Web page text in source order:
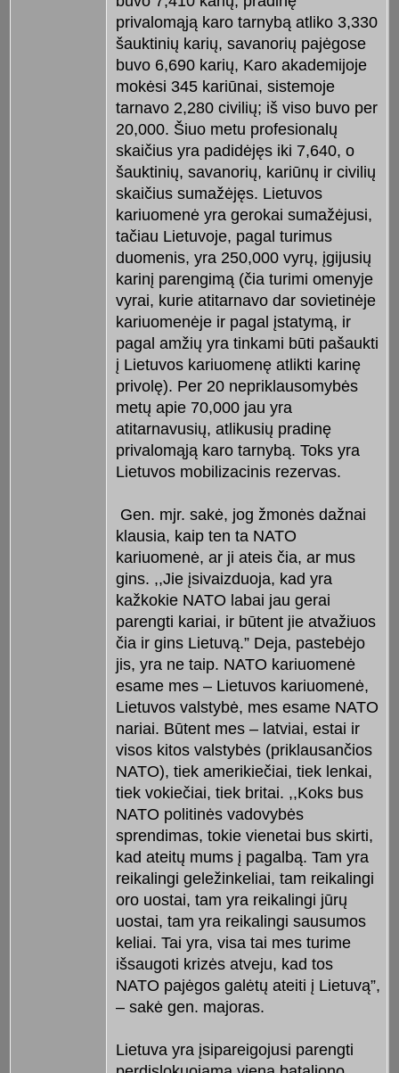
privalomąją karo tarnybą atliko 3,330
šauktinių karių, savanorių pajėgose
buvo 6,690 karių, Karo akademijoje
mokėsi 345 kariūnai, sistemoje
tarnavo 2,280 civilių; iš viso buvo per
20,000. Šiuo metu profesionalų
skaičius yra padidėjęs iki 7,640, o
šauktinių, savanorių, kariūnų ir civilių
skaičius sumažėjęs. Lietuvos
kariuomenė yra gerokai sumažėjusi,
tačiau Lietuvoje, pagal turimus
duomenis, yra 250,000 vyrų, įgijusių
karinį parengimą (čia turimi omenyje
vyrai, kurie atitarnavo dar sovietinėje
kariuomenėje ir pagal įstatymą, ir
pagal amžių yra tinkami būti pašaukti
į Lietuvos kariuomenę atlikti karinę
privolę). Per 20 nepriklausomybės
metų apie 70,000 jau yra
atitarnavusių, atlikusių pradinę
privalomąją karo tarnybą. Toks yra
Lietuvos mobilizacinis rezervas.
Gen. mjr. sakė, jog žmonės dažnai
klausia, kaip ten ta NATO
kariuomenė, ar ji ateis čia, ar mus
gins. ,,Jie įsivaizduoja, kad yra
kažkokie NATO labai jau gerai
parengti kariai, ir būtent jie atvažiuos
čia ir gins Lietuvą.” Deja, pastebėjo
jis, yra ne taip. NATO kariuomenė
esame mes – Lietuvos kariuomenė,
Lietuvos valstybė, mes esame NATO
nariai. Būtent mes – latviai, estai ir
visos kitos valstybės (priklausančios
NATO), tiek amerikiečiai, tiek lenkai,
tiek vokiečiai, tiek britai. ,,Koks bus
NATO politinės vadovybės
sprendimas, tokie vienetai bus skirti,
kad ateitų mums į pagalbą. Tam yra
reikalingi geležinkeliai, tam reikalingi
oro uostai, tam yra reikalingi jūrų
uostai, tam yra reikalingi sausumos
keliai. Tai yra, visa tai mes turime
išsaugoti krizės atveju, kad tos
NATO pajėgos galėtų ateiti į Lietuvą”,
– sakė gen. majoras.
Lietuva yra įsipareigojusi parengti